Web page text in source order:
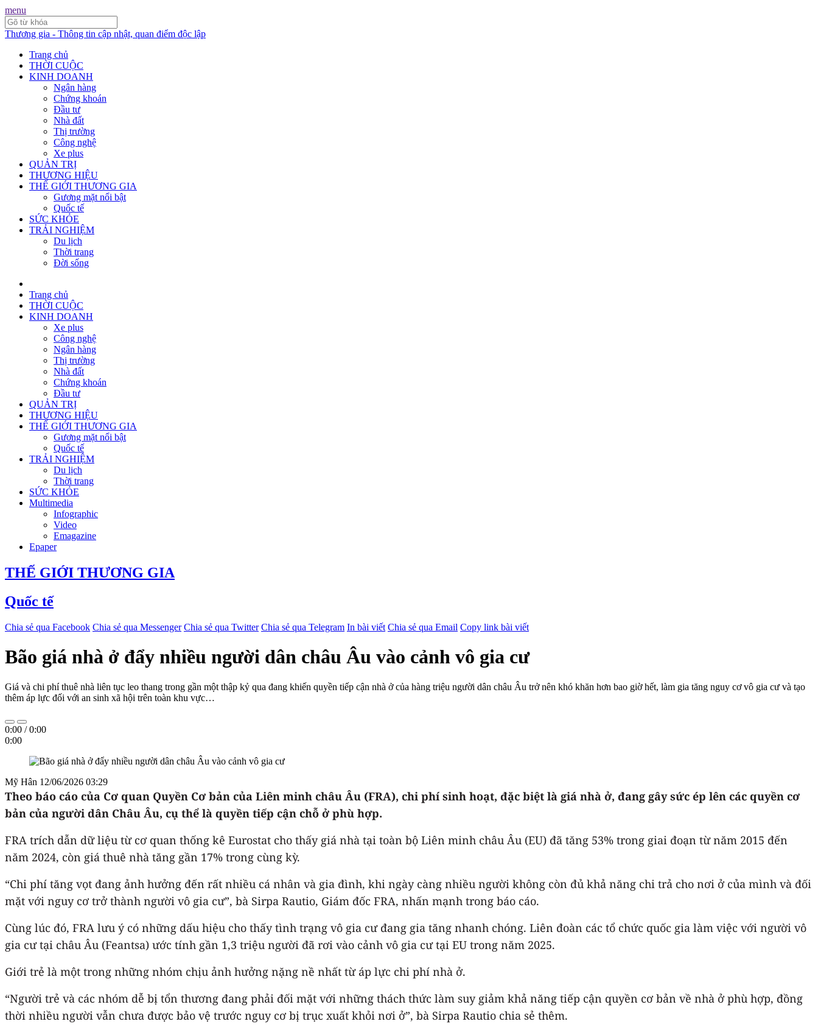
menu
Thương gia - Thông tin cập nhật, quan điểm độc lập
Trang chủ
THỜI CUỘC
KINH DOANH
Ngân hàng
Chứng khoán
Đầu tư
Nhà đất
Thị trường
Công nghệ
Xe plus
QUẢN TRỊ
THƯƠNG HIỆU
THẾ GIỚI THƯƠNG GIA
Gương mặt nổi bật
Quốc tế
SỨC KHỎE
TRẢI NGHIỆM
Du lịch
Thời trang
Đời sống
Trang chủ
THỜI CUỘC
KINH DOANH
Xe plus
Công nghệ
Ngân hàng
Thị trường
Nhà đất
Chứng khoán
Đầu tư
QUẢN TRỊ
THƯƠNG HIỆU
THẾ GIỚI THƯƠNG GIA
Gương mặt nổi bật
Quốc tế
TRẢI NGHIỆM
Du lịch
Thời trang
SỨC KHỎE
Multimedia
Infographic
Video
Emagazine
Epaper
THẾ GIỚI THƯƠNG GIA
Quốc tế
Chia sẻ qua Facebook Chia sẻ qua Messenger Chia sẻ qua Twitter Chia sẻ qua Telegram In bài viết Chia sẻ qua Email Copy link bài viết
Bão giá nhà ở đẩy nhiều người dân châu Âu vào cảnh vô gia cư
Giá và chi phí thuê nhà liên tục leo thang trong gần một thập kỷ qua đang khiến quyền tiếp cận nhà ở của hàng triệu người dân châu Âu trở nên khó khăn hơn bao giờ hết, làm gia tăng nguy cơ vô gia cư và tạo
thêm áp lực đối với an sinh xã hội trên toàn khu vực…
0:00 /0:00
0:00
Mỹ Hân 12/06/2026 03:29
Theo báo cáo của Cơ quan Quyền Cơ bản của Liên minh châu Âu (FRA), chi phí sinh hoạt, đặc biệt là giá nhà ở, đang gây sức ép lên các quyền cơ
bản của người dân Châu Âu, cụ thể là quyền tiếp cận chỗ ở phù hợp.
FRA trích dẫn dữ liệu từ cơ quan thống kê Eurostat cho thấy giá nhà tại toàn bộ Liên minh châu Âu (EU) đã tăng 53% trong giai đoạn từ năm 2015 đến
năm 2024, còn giá thuê nhà tăng gần 17% trong cùng kỳ.
“Chi phí tăng vọt đang ảnh hưởng đến rất nhiều cá nhân và gia đình, khi ngày càng nhiều người không còn đủ khả năng chi trả cho nơi ở của mình và đối
mặt với nguy cơ trở thành người vô gia cư”, bà Sirpa Rautio, Giám đốc FRA, nhấn mạnh trong báo cáo.
Cùng lúc đó, FRA lưu ý có những dấu hiệu cho thấy tình trạng vô gia cư đang gia tăng nhanh chóng. Liên đoàn các tổ chức quốc gia làm việc với người vô
gia cư tại châu Âu (Feantsa) ước tính gần 1,3 triệu người đã rơi vào cảnh vô gia cư tại EU trong năm 2025.
Giới trẻ là một trong những nhóm chịu ảnh hưởng nặng nề nhất từ áp lực chi phí nhà ở.
“Người trẻ và các nhóm dễ bị tổn thương đang phải đối mặt với những thách thức làm suy giảm khả năng tiếp cận quyền cơ bản về nhà ở phù hợp, đồng
thời nhiều người vẫn chưa được bảo vệ trước nguy cơ bị trục xuất khỏi nơi ở”, bà Sirpa Rautio chia sẻ thêm.